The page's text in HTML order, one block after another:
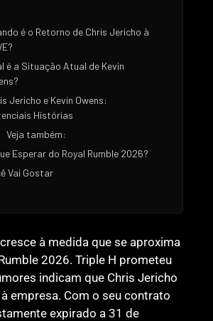
é o Retorno de Chris Jericho à
é a Situação Atual de Kevin
Jericho e Kevin Owens:
Histórias
Veja também:
Esperar do Royal Rumble 2026?
Vai Gostar
à medida que se aproxima
2026. Triple H prometeu
indicam que Chris Jericho
empresa. Com o seu contrato
expirado a 31 de